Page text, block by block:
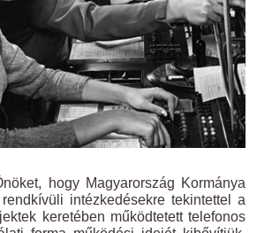
hogy Magyarország Kormánya
intézkedésekre tekintettel a
keretében működtetett telefonos